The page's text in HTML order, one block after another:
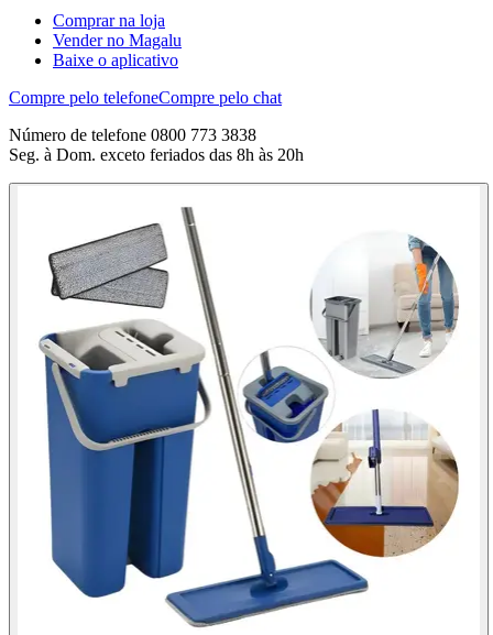
Comprar na loja
Vender no Magalu
Baixe o aplicativo
Compre pelo telefoneCompre pelo chat
Número de telefone 0800 773 3838
Seg. à Dom. exceto feriados das 8h às 20h